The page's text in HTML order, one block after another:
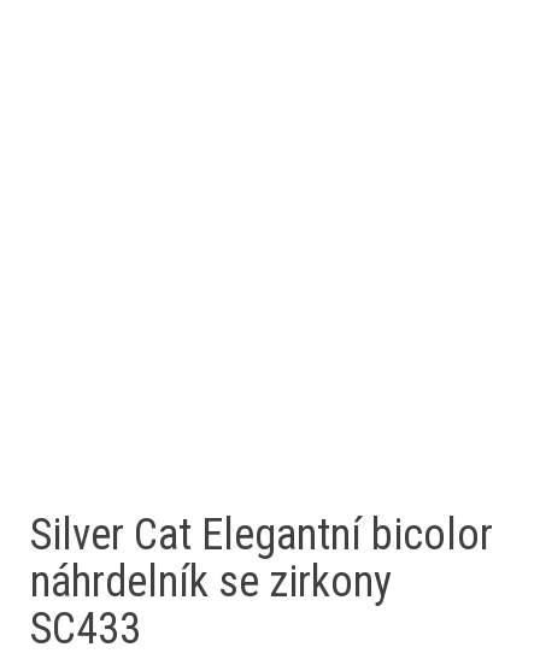
Silver Cat Elegantní bicolor
náhrdelník se zirkony
SC433